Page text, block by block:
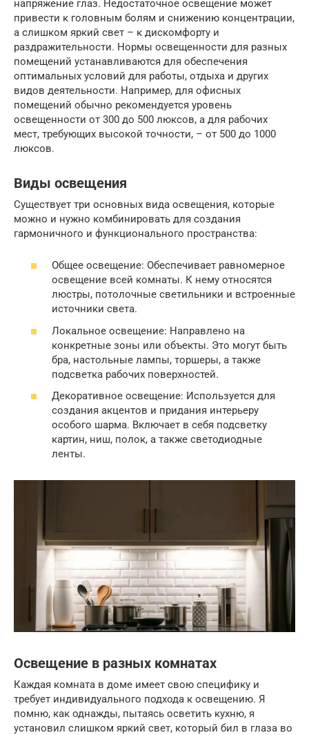
напряжение глаз. Недостаточное освещение может
привести к головным болям и снижению концентрации,
а слишком яркий свет – к дискомфорту и
раздражительности. Нормы освещенности для разных
помещений устанавливаются для обеспечения
оптимальных условий для работы, отдыха и других
видов деятельности. Например, для офисных
помещений обычно рекомендуется уровень
освещенности от 300 до 500 люксов, а для рабочих
мест, требующих высокой точности, – от 500 до 1000
люксов.
Виды освещения
Существует три основных вида освещения, которые
можно и нужно комбинировать для создания
гармоничного и функционального пространства:
Общее освещение: Обеспечивает равномерное
освещение всей комнаты. К нему относятся
люстры, потолочные светильники и встроенные
источники света.
Локальное освещение: Направлено на
конкретные зоны или объекты. Это могут быть
бра, настольные лампы, торшеры, а также
подсветка рабочих поверхностей.
Декоративное освещение: Используется для
создания акцентов и придания интерьеру
особого шарма. Включает в себя подсветку
картин, ниш, полок, а также светодиодные
ленты.
Освещение в разных комнатах
Каждая комната в доме имеет свою специфику и
требует индивидуального подхода к освещению. Я
помню, как однажды, пытаясь осветить кухню, я
установил слишком яркий свет, который бил в глаза во